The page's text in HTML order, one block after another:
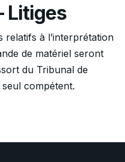
Litiges
relatifs à l’interprétation
de matériel seront
du Tribunal de
compétent.